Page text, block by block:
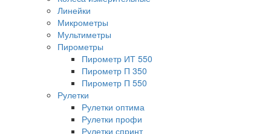
Линейки
Микрометры
Мультиметры
Пирометры
Пирометр ИТ 550
Пирометр П 350
Пирометр П 550
Рулетки
Рулетки оптима
Рулетки профи
Рулетки спринт